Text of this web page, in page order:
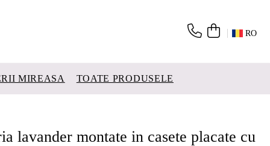
RO
MIREASA TOATE PRODUSELE
lavander montate in casete placate cu